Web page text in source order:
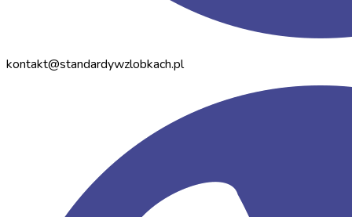
kontakt@standardywzlobkach.pl